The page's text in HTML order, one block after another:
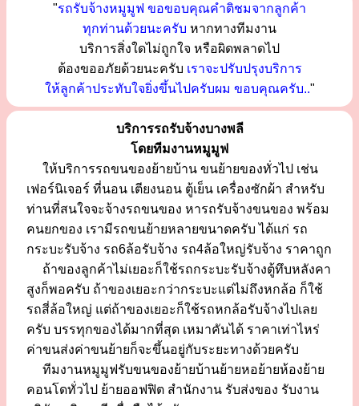
"รถรับจ้างหมูมูฟ ขอขอบคุณคำติชมจากลูกค้า
ทุกท่านด้วยนะครับ หากทางทีมงาน
บริการสิ่งใดไม่ถูกใจ หรือผิดพลาดไป
ต้องขออภัยด้วยนะครับ เราจะปรับปรุงบริการ
ให้ลูกค้าประทับใจยิ่งขึ้นไปครับผม ขอบคุณครับ.."
บริการรถรับจ้างบางพลี
โดยทีมงานหมูมูฟ
ให้บริการรถขนของย้ายบ้าน ขนย้ายของทั่วไป เช่น
เฟอร์นิเจอร์ ที่นอน เตียงนอน ตู้เย็น เครื่องซักผ้า สำหรับ
ท่านที่สนใจจะจ้างรถขนของ หารถรับจ้างขนของ พร้อม
คนยกของ เรามีรถขนย้ายหลายขนาดครับ ได้แก่ รถ
กระบะรับจ้าง รถ6ล้อรับจ้าง รถ4ล้อใหญ่รับจ้าง ราคาถูก
ถ้าของลูกค้าไม่เยอะก็ใช้รถกระบะรับจ้างตู้ทึบหลังคา
สูงก็พอครับ ถ้าของเยอะกว่ากระบะแต่ไม่ถึงหกล้อ ก็ใช้
รถสี่ล้อใหญ่ แต่ถ้าของเยอะก็ใช้รถหกล้อรับจ้างไปเลย
ครับ บรรทุกของได้มากที่สุด เหมาคันได้ ราคาเท่าไหร่
ค่าขนส่งค่าขนย้ายก็จะขึ้นอยู่กับระยะทางด้วยครับ
ทีมงานหมูมูฟรับขนของย้ายบ้านย้ายหอย้ายห้องย้าย
คอนโดทั่วไป ย้ายออฟฟิต สำนักงาน รับส่งของ รับงาน